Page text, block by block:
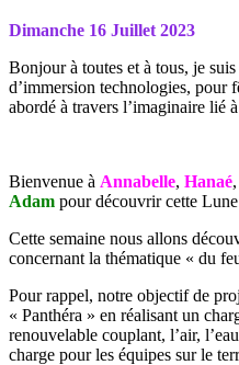
Dimanche 16 Juillet 2023
Bonjour à toutes et à tous, je
d’immersion technologies, pour
abordé à travers l’imaginaire lié
Bienvenue à Annabelle, Hanaé,
Adam pour découvrir cette Lune
Cette semaine nous allons
concernant la thématique « du
Pour rappel, notre objectif de
« Panthéra » en réalisant un
renouvelable couplant, l’air,
charge pour les équipes sur le